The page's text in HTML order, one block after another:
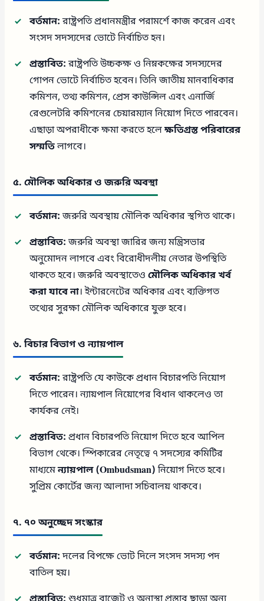
বর্তমান:রাষ্ট্রপতি প্রধানমন্ত্রীর পরামর্শে কাজ করেন এবং
সংসদ সদস্যদের ভোটে নির্বাচিত হন।
প্রস্তাবিত:রাষ্ট্রপতি উচ্চকক্ষ ও নিম্নকক্ষের সদস্যদের
গোপন ভোটে নির্বাচিত হবেন। তিনি জাতীয় মানবাধিকার
কমিশন, তথ্য কমিশন, প্রেস কাউন্সিল এবং এনার্জি
রেগুলেটরি কমিশনের চেয়ারম্যান নিয়োগ দিতে পারবেন।
এছাড়া অপরাধীকে ক্ষমা করতে হলেক্ষতিগ্রস্ত পরিবারের
সম্মতিলাগবে।
৫. মৌলিক অধিকার ও জরুরি অবস্থা
বর্তমান:জরুরি অবস্থায় মৌলিক অধিকার স্থগিত থাকে।
প্রস্তাবিত:জরুরি অবস্থা জারির জন্য মন্ত্রিসভার
অনুমোদন লাগবে এবং বিরোধীদলীয় নেতার উপস্থিতি
থাকতে হবে। জরুরি অবস্থাতেওমৌলিক অধিকার খর্ব
করা যাবে না। ইন্টারনেটের অধিকার এবং ব্যক্তিগত
তথ্যের সুরক্ষা মৌলিক অধিকারে যুক্ত হবে।
৬. বিচার বিভাগ ও ন্যায়পাল
বর্তমান:রাষ্ট্রপতি যে কাউকে প্রধান বিচারপতি নিয়োগ
দিতে পারেন। ন্যায়পাল নিয়োগের বিধান থাকলেও তা
কার্যকর নেই।
প্রস্তাবিত: প্রধান বিচারপতি নিয়োগ দিতে হবে আপিল
বিভাগ থেকে। স্পিকারের নেতৃত্বে ৭ সদস্যের কমিটির
মাধ্যমেন্যায়পাল (Ombudsman)নিয়োগ দিতে হবে।
সুপ্রিম কোর্টের জন্য আলাদা সচিবালয় থাকবে।
৭. ৭০ অনুচ্ছেদ সংস্কার
বর্তমান:দলের বিপক্ষে ভোট দিলে সংসদ সদস্য পদ
বাতিল হয়।